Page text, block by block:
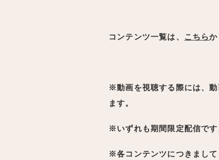
コンテンツ一覧は、 こちら
※動画を視聴する際には、
ます。
※いずれも期間限定配信で
※各コンテンツにつきまし